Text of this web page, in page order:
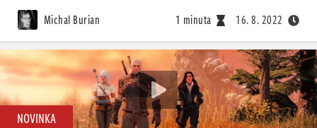
Michal Burian 1 minuta 16. 8. 2022
NOVINKA